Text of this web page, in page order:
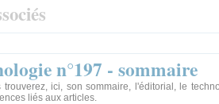
n°197 - sommaire
trouverez, ici, son sommaire, l'éditorial, le
liés aux articles.